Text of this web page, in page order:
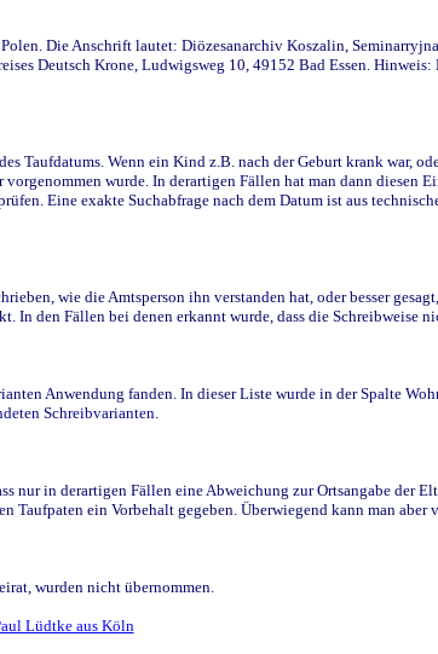
Die Anschrift lautet: Diözesanarchiv Koszalin,
Deutsch Krone, Ludwigsweg 10, 49152 Bad Essen.
Taufdatums. Wenn ein Kind z.B. nach der Geburt krank war,
wurde. In derartigen Fällen hat man dann diesen
Eine exakte Suchabfrage nach dem Datum ist aus
wie die Amtsperson ihn verstanden hat, oder besser
den Fällen bei denen erkannt wurde, dass die Schreibweise
Anwendung fanden. In dieser Liste wurde in der Spalte
Schreibvarianten.
nur in derartigen Fällen eine Abweichung zur Ortsangabe der
ein Vorbehalt gegeben. Überwiegend kann man aber
wurden nicht übernommen.
Lüdtke aus Köln